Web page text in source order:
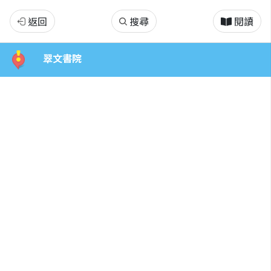
翠
文
書
返回 搜尋 閱讀
翠文書院